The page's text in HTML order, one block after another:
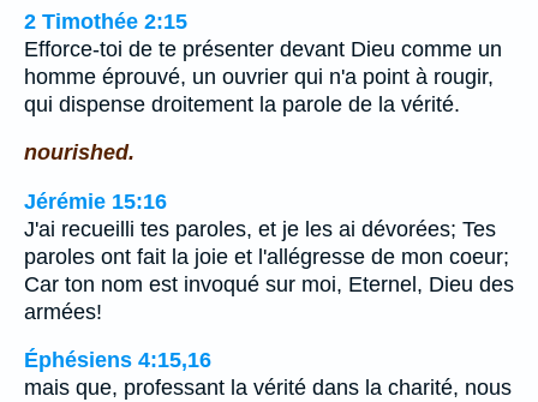
2 Timothée 2:15
Efforce-toi de te présenter devant Dieu comme un
homme éprouvé, un ouvrier qui n'a point à rougir,
qui dispense droitement la parole de la vérité.
nourished.
Jérémie 15:16
J'ai recueilli tes paroles, et je les ai dévorées; Tes
paroles ont fait la joie et l'allégresse de mon coeur;
Car ton nom est invoqué sur moi, Eternel, Dieu des
armées!
Éphésiens 4:15,16
mais que, professant la vérité dans la charité, nous